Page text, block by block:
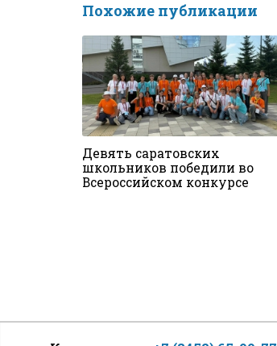
Похожие публикации
Девять саратовских
школьников победили во
Всероссийском конкурсе